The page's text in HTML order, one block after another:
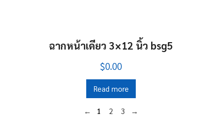
ฉากหน้าเดียว 3×12 นิ้ว bsg5
$0.00
Read more
Navigate
← Previous
1 Page
2Page
3Page
→